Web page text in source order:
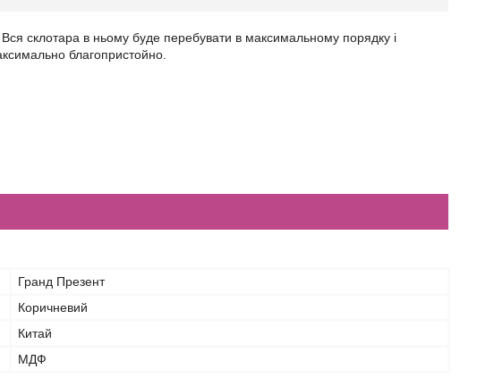
склотара в ньому буде перебувати в максимальному порядку і
благопристойно.
Гранд Презент
Коричневий
Китай
МДФ